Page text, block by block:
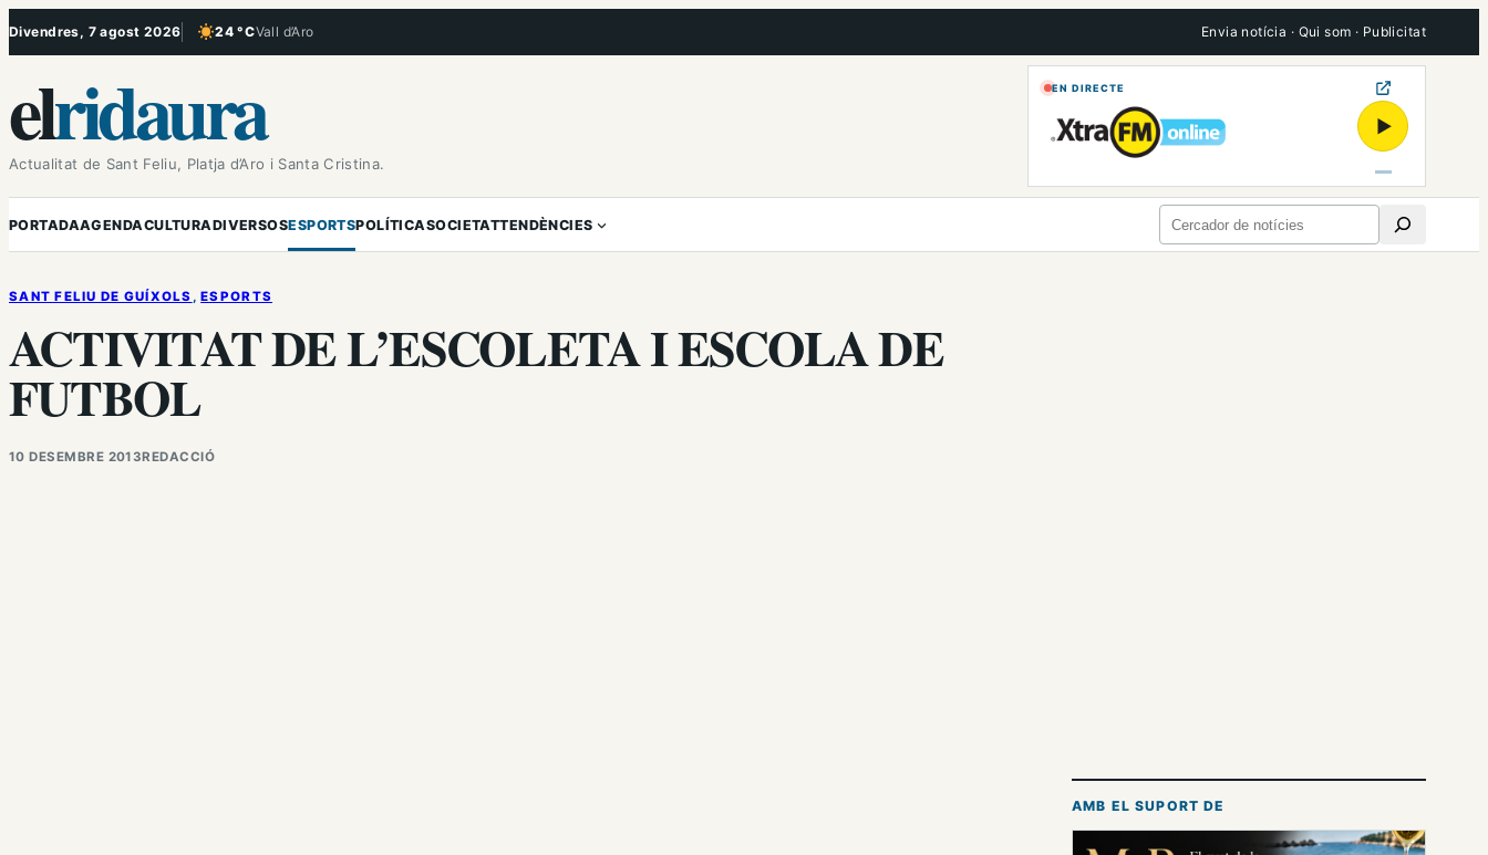
Vés
Divendres, 7 agost 2026 24 °CVall d’Aro
, Cel serè Envia notícia · Qui som · Publicitat
elridaura
Actualitat de Sant Feliu, Platja d’Aro i Santa Cristina.
EN DIRECTE
▶
PORTADAAGENDACULTURADIVERSOSESPORTSPOLÍTICASOCIETATTENDÈNCIES Cerca
SANT FELIU DE GUÍXOLS , ESPORTS
ACTIVITAT DE L’ESCOLETA I ESCOLA DE
FUTBOL
10 DESEMBRE 2013REDACCIÓ
AMB EL SUPORT DE